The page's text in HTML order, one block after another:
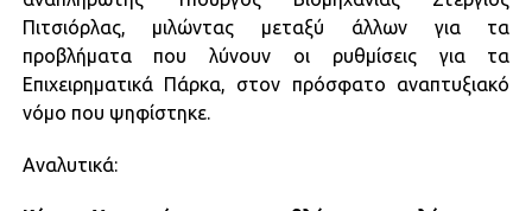
Πιτσιόρλας, μιλώντας μεταξύ άλλων για τα
προβλήματα που λύνουν οι ρυθμίσεις για τα
Επιχειρηματικά Πάρκα, στον πρόσφατο αναπτυξιακό
νόμο που ψηφίστηκε.
Αναλυτικά: